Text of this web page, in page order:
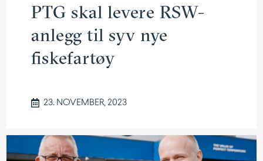
PTG skal levere RSW-
anlegg til syv nye
fiskefartøy
23. NOVEMBER, 2023